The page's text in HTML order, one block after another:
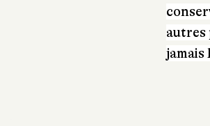
autres
jamais